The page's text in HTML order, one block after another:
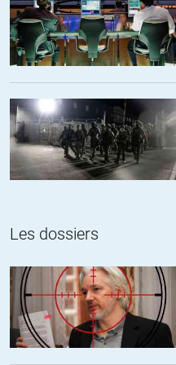
+38 ALERTER
Ignotus// 20.03.2020
l’application de l’article 68 de
Comment s’appelle-t-il déjà
+21 ALERTER
Cela me rappelle le film «
Ah ! Ce Lino !
+8
Les dossiers